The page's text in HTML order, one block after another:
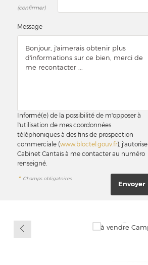
(confirmer)
Message
Informé(e) de la possibilité de m'opposer à
l'utilisation de mes coordonnées
téléphoniques à des fins de prospection
commerciale (www.bloctel.gouv.fr), j'autorise
Cabinet Cantais à me contacter au numéro
renseigné.
* Champs obligatoires